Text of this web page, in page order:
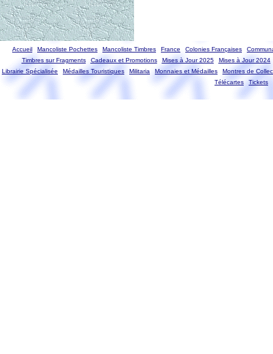
Accueil Mancoliste Pochettes Mancoliste Timbres France Colonies Françaises
Timbres sur Fragments
Cadeaux et Promotions Mises à Jour 2025
Mises à Jour 2024
Librairie Spécialisée
Médailles Touristiques Militaria Monnaies et Médailles
Montres de
Télécartes
Tickets